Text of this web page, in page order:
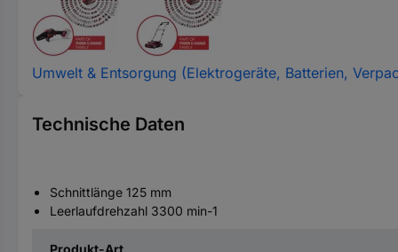
Umwelt & Entsorgung (Elektrogeräte, Batterien,
Technische Daten
Schnittlänge 125 mm
Leerlaufdrehzahl 3300 min-1
Produkt-Art